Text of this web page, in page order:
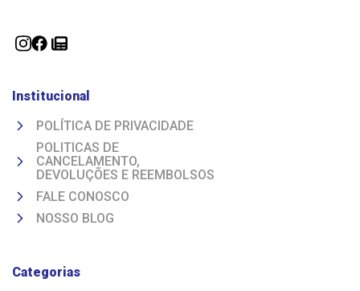
Institucional
POLÍTICA DE PRIVACIDADE
POLITICAS DE
CANCELAMENTO,
DEVOLUÇÕES E REEMBOLSOS
FALE CONOSCO
NOSSO BLOG
Categorias